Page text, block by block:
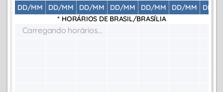
DD/MM
DD/MM
DD/MM
DD/MM
DD/MM
DD/MM
DD/
* HORÁRIOS DE BRASIL/BRASÍLIA
Carregando horários...